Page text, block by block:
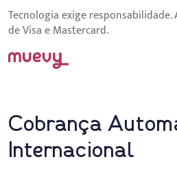
Tecnologia exige responsabilidade.
de Visa e Mastercard.
Cobrança
Internacional